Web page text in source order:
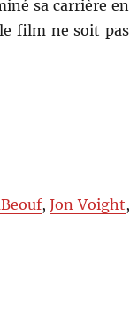
sa carrière en
film ne soit pas
,Jon Voight,